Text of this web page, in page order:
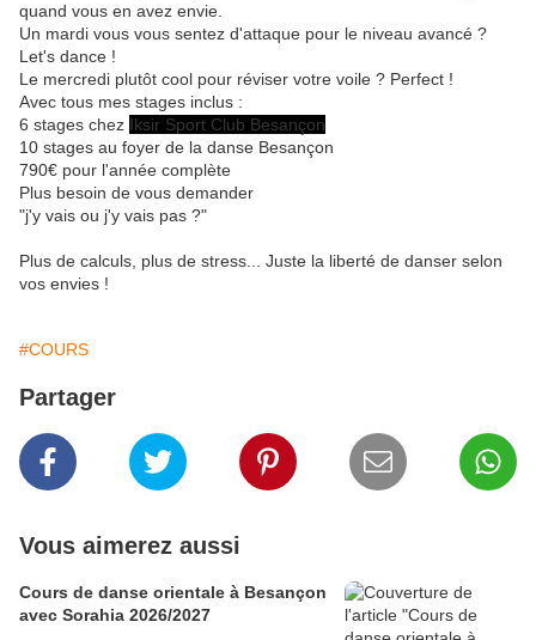
quand vous en avez envie.
Un mardi vous vous sentez d'attaque pour le niveau avancé ?
Let's dance !
Le mercredi plutôt cool pour réviser votre voile ? Perfect !
Avec tous mes stages inclus :
6 stages chez Iksir Sport Club Besançon
10 stages au foyer de la danse Besançon
790€ pour l'année complète
Plus besoin de vous demander
"j'y vais ou j'y vais pas ?"
Plus de calculs, plus de stress... Juste la liberté de danser selon
vos envies !
#COURS
Partager
Vous aimerez aussi
Cours de danse orientale à Besançon
avec Sorahia 2026/2027